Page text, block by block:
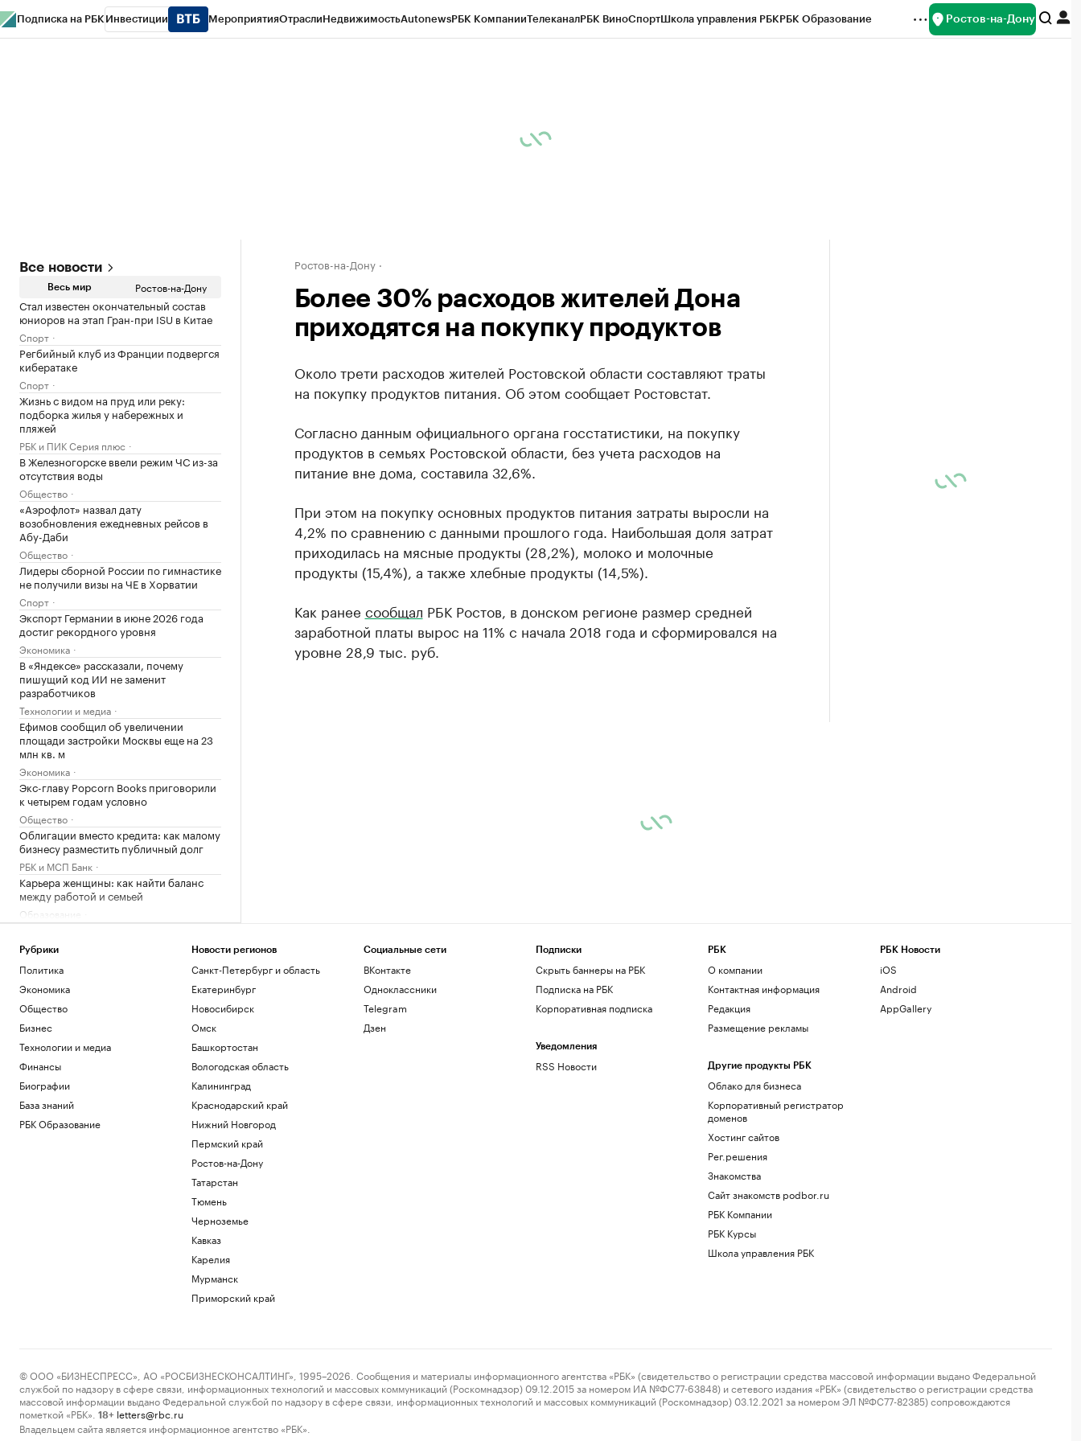
Подписка на РБК Инвестиции МероприятияОтраслиНедвижимостьAutonewsРБК КомпанииТелеканалРБК ВиноСпортШкола управления РБКРБК Образование Ростов-на-Дону
Все новости
Весь мир Ростов-на-Дону
Стал известен окончательный состав
юниоров на этап Гран-при ISU в Китае
Спорт
Регбийный клуб из Франции подвергся
кибератаке
Спорт
Жизнь с видом на пруд или реку:
подборка жилья у набережных и
пляжей
РБК и ПИК Серия плюс
В Железногорске ввели режим ЧС из-за
отсутствия воды
Общество
«Аэрофлот» назвал дату
возобновления ежедневных рейсов в
Абу-Даби
Общество
Лидеры сборной России по гимнастике
не получили визы на ЧЕ в Хорватии
Спорт
Экспорт Германии в июне 2026 года
достиг рекордного уровня
Экономика
В «Яндексе» рассказали, почему
пишущий код ИИ не заменит
разработчиков
Технологии и медиа
Ефимов сообщил об увеличении
площади застройки Москвы еще на 23
млн кв. м
Экономика
Экс-главу Popcorn Books приговорили
к четырем годам условно
Общество
Облигации вместо кредита: как малому
бизнесу разместить публичный долг
РБК и МСП Банк
Карьера женщины: как найти баланс
между работой и семьей
Образование
систем водоснабжения до 2030 г.
Крупнейший майнер США закрыл
квартал с убытком и сократил биткоин-
резерв
Крипто
военного ВСУ после боев в Курской
области
Общество
FT узнала об укреплении влияния
Брина в разработках Google
Технологии и медиа
Прокурор запросил 9 лет колонии для
Фермы, рестораны и отели Дальнего
Турция, Саудовская Аравия и Пакистан
Загрузить еще
Ростов-на-Дону
Более 30% расходов жителей Дона
приходятся на покупку продуктов
Около трети расходов жителей Ростовской области составляют траты
на покупку продуктов питания. Об этом сообщает Ростовстат.
Согласно данным официального органа госстатистики, на покупку
продуктов в семьях Ростовской области, без учета расходов на
питание вне дома, составила 32,6%.
При этом на покупку основных продуктов питания затраты выросли на
4,2% по сравнению с данными прошлого года. Наибольшая доля затрат
приходилась на мясные продукты (28,2%), молоко и молочные
продукты (15,4%), а также хлебные продукты (14,5%).
Как ранее сообщал РБК Ростов, в донском регионе размер средней
заработной платы вырос на 11% с начала 2018 года и сформировался на
уровне 28,9 тыс. руб.
Рубрики
Политика
Экономика
Общество
Бизнес
Технологии и медиа
Финансы
Биографии
База знаний
РБК Образование
Новости регионов
Санкт-Петербург и область
Екатеринбург
Новосибирск
Омск
Башкортостан
Вологодская область
Калининград
Краснодарский край
Нижний Новгород
Пермский край
Ростов-на-Дону
Татарстан
Тюмень
Черноземье
Кавказ
Карелия
Мурманск
Приморский край
Социальные сети
ВКонтакте
Одноклассники
Telegram
Дзен
Подписки
Скрыть баннеры на РБК
Подписка на РБК
Корпоративная подписка
Уведомления
RSS Новости
РБК
О компании
Контактная информация
Редакция
Размещение рекламы
Другие продукты РБК
Облако для бизнеса
Корпоративный регистратор
доменов
Хостинг сайтов
Рег.решения
Знакомства
Сайт знакомств podbor.ru
РБК Компании
РБК Курсы
Школа управления РБК
РБК Новости
iOS
Android
AppGallery
© ООО «БИЗНЕСПРЕСС», АО «РОСБИЗНЕСКОНСАЛТИНГ», 1995–2026. Сообщения и материалы информационного агентства «РБК» (свидетельство о регистрации средства массовой информации выдано Федеральной
службой по надзору в сфере связи, информационных технологий и массовых коммуникаций (Роскомнадзор) 09.12.2015 за номером ИА №ФС77-63848) и сетевого издания «РБК» (свидетельство о регистрации средства
массовой информации выдано Федеральной службой по надзору в сфере связи, информационных технологий и массовых коммуникаций (Роскомнадзор) 03.12.2021 за номером ЭЛ №ФС77-82385) сопровождаются
пометкой «РБК».
18+ letters@rbc.ru
Владельцем сайта является информационное агентство «РБК».